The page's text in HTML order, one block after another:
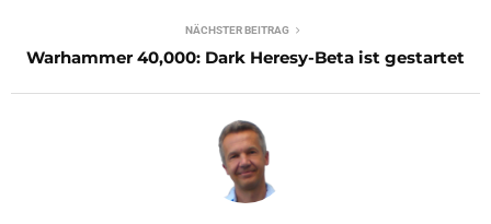
NÄCHSTER BEITRAG
Warhammer 40,000: Dark Heresy-Beta ist gestartet